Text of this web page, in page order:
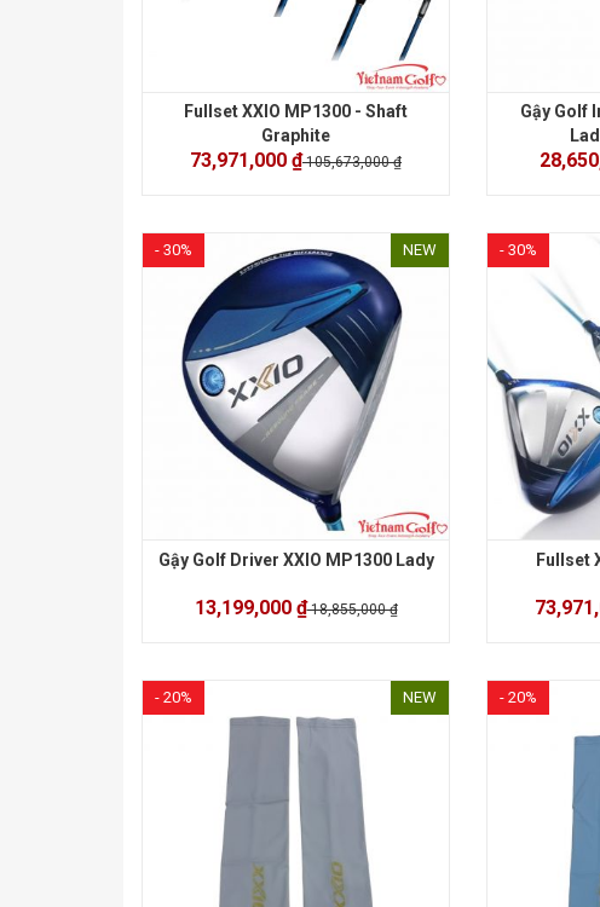
Fullset XXIO MP1300 - Shaft
Graphite
73,971,000 ₫105,673,000 ₫
Gậy Golf
- 30% NEW
Gậy Golf Driver XXIO MP1300 Lady
13,199,000 ₫18,855,000 ₫
- 30%
Fullset
- 20% NEW - 20%